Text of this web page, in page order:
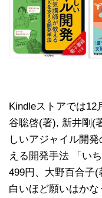
Kindleストアでは
谷聡啓(著), 新井剛(
しいアジャイル開
える開発手法 「い
499円、大野百合子
白いほど願いはか